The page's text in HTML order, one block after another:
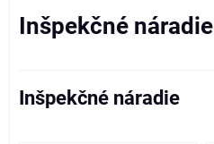
Inšpekčné náradie
Inšpekčné náradie